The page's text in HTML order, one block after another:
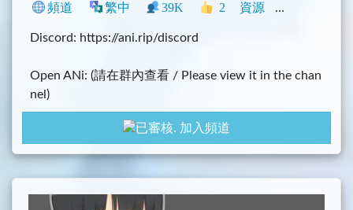
頻道 繁中 39K 2 資源 中文圈
Discord: https://ani.rip/discord
Open ANi: (請在群內查看 / Please view it in the chan
nel)
ANi Status: https://status.ani.rip/
ANi API (anigamer): https://api.ani.rip/ani/api
加入頻道